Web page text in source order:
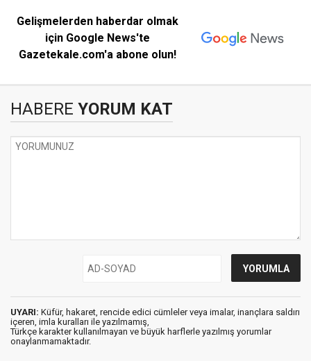
Gelişmelerden haberdar olmak
için Google News'te
Gazetekale.com'a abone olun!
HABERE YORUM KAT
UYARI: Küfür, hakaret, rencide edici cümleler veya imalar, inançlara saldırı
içeren, imla kuralları ile yazılmamış,
Türkçe karakter kullanılmayan ve büyük harflerle yazılmış yorumlar
onaylanmamaktadır.